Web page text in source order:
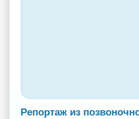
Репортаж из